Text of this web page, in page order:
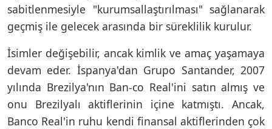
sabitlenmesiyle "kurumsallaştırılması" sağlanarak
geçmiş ile gelecek arasında bir süreklilik kurulur.
İsimler değişebilir, ancak kimlik ve amaç yaşamaya
devam eder. İspanya'dan Grupo Santander, 2007
yılında Brezilya'nın Ban-co Real'ini satın almış ve
onu Brezilyalı aktiflerinin içine katmıştı. Ancak,
Banco Real'in ruhu kendi finansal aktiflerinden çok